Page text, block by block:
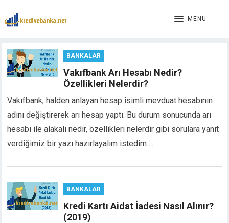
panel
panel
panel
panel
panel
panel
panel
panel
MENU
BANKALAR
Vakıfbank Arı Hesabı Nedir?
Özellikleri Nelerdir?
Vakıfbank, halden anlayan hesap isimli mevduat hesabının
adını değiştirerek arı hesap yaptı. Bu durum sonucunda arı
hesabı ile alakalı nedir, özellikleri nelerdir gibi sorulara yanıt
verdiğimiz bir yazı hazırlayalım istedim….
BANKALAR
Kredi Kartı Aidat İadesi Nasıl Alınır?
(2019)